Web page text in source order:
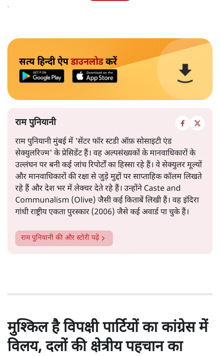
के रूप में कार्य करेगा.
सत्य हिन्दी ऐपडाउनलोडकरें
राम पुनियानी
राम पुनियानी मुंबई में 'सेंटर फॉर स्टडी ऑफ़ सोसाइटी एंड
सेक्युलरिज्म' के प्रेसिडेंट हैं। वह अल्पसंख्यकों के मानवाधिकारों के
उल्लंघन पर बनी कई जांच रिपोर्टों का हिस्सा रहे हैं। वे सेक्युलर मूल्यों
और मानवाधिकारों की रक्षा से जुड़े मुद्दों पर साप्ताहिक कॉलम लिखते
रहे हैं और देश भर में लेक्चर देते रहे हैं। उन्होंने Caste and
Communalism (Olive) जैसी कई किताबें लिखी हैं। वह इंदिरा
गांधी राष्ट्रीय एकता पुरस्कार (2006) जैसे कई अवार्ड पा चुके हैं।
राम पुनियानी की और स्टोरी पढ़ें
मुश्किल है विपक्षी पार्टियों का कांग्रेस में
विलय, दलों की क्षेत्रीय पहचान का